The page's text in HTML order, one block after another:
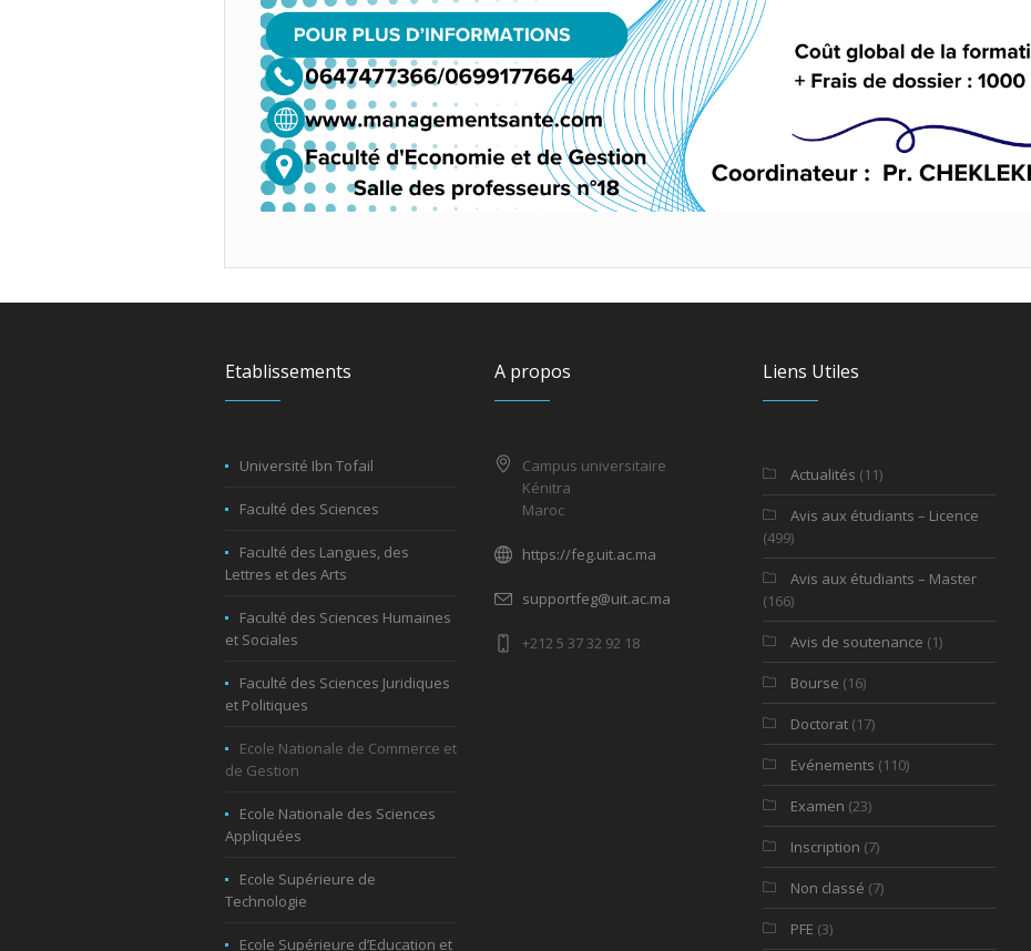
Etablissements
Université Ibn Tofail
Faculté des Sciences
Faculté des Langues, des
Lettres et des Arts
Faculté des Sciences Humaines
et Sociales
Faculté des Sciences Juridiques
et Politiques
Ecole Nationale de Commerce et
de Gestion
Ecole Nationale des Sciences
Appliquées
Ecole Supérieure de
Technologie
Ecole Supérieure d’Education et
A propos
Campus universitaire
Kénitra
Maroc
https://feg.uit.ac.ma
supportfeg@uit.ac.ma
+212 5 37 32 92 18
Liens Utiles
Actualités (11)
Avis aux étudiants – Licence
(499)
Avis aux étudiants – Master
(166)
Avis de soutenance (1)
Bourse (16)
Doctorat (17)
Evénements (110)
Examen (23)
Inscription (7)
Non classé (7)
PFE (3)